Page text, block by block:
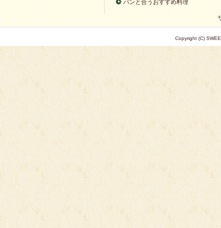
パンと合うおすすめ料理
Copyright (C)